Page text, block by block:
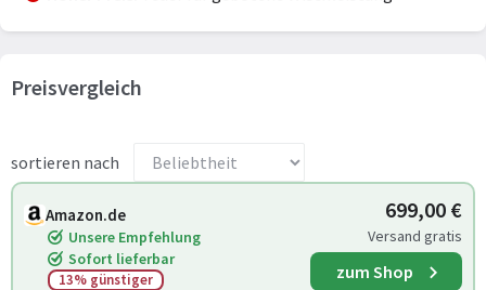
Preisvergleich
sortieren nach
Amazon.de
Unsere Empfehlung
Sofort lieferbar
13% günstiger
699,00 €
Versand gratis
zum Shop